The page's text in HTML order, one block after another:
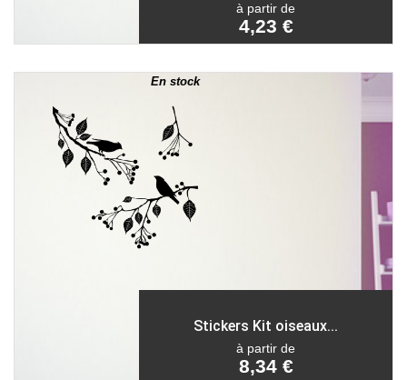
à partir de
4,23 €
En stock
Stickers Kit oiseaux...
à partir de
8,34 €